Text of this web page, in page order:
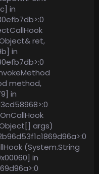
in
ret,
in
method,
in
args)
(System.String
in